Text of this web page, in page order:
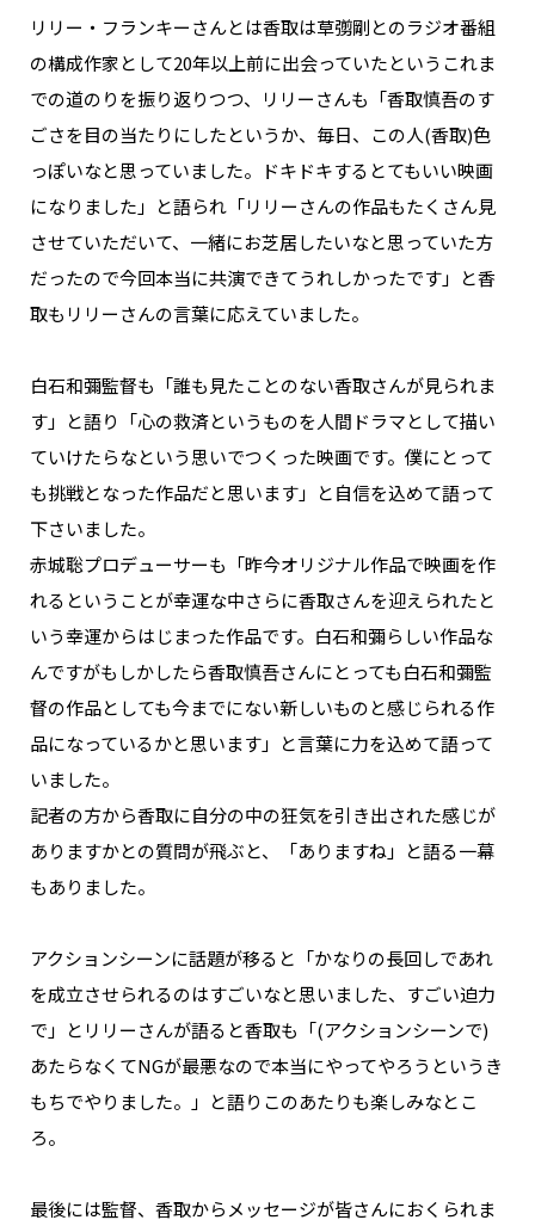
リリー・フランキーさんとは香取は草彅剛とのラジオ番組
の構成作家として20年以上前に出会っていたというこれま
での道のりを振り返りつつ、リリーさんも「香取慎吾のす
ごさを目の当たりにしたというか、毎日、この人(香取)色
っぽいなと思っていました。ドキドキするとてもいい映画
になりました」と語られ「リリーさんの作品もたくさん見
させていただいて、一緒にお芝居したいなと思っていた方
だったので今回本当に共演できてうれしかったです」と香
取もリリーさんの言葉に応えていました。
白石和彌監督も「誰も見たことのない香取さんが見られま
す」と語り「心の救済というものを人間ドラマとして描い
ていけたらなという思いでつくった映画です。僕にとって
も挑戦となった作品だと思います」と自信を込めて語って
下さいました。
赤城聡プロデューサーも「昨今オリジナル作品で映画を作
れるということが幸運な中さらに香取さんを迎えられたと
いう幸運からはじまった作品です。白石和彌らしい作品な
んですがもしかしたら香取慎吾さんにとっても白石和彌監
督の作品としても今までにない新しいものと感じられる作
品になっているかと思います」と言葉に力を込めて語って
いました。
記者の方から香取に自分の中の狂気を引き出された感じが
ありますかとの質問が飛ぶと、「ありますね」と語る一幕
もありました。
アクションシーンに話題が移ると「かなりの長回しであれ
を成立させられるのはすごいなと思いました、すごい迫力
で」とリリーさんが語ると香取も「(アクションシーンで)
あたらなくてNGが最悪なので本当にやってやろうというき
もちでやりました。」と語りこのあたりも楽しみなとこ
ろ。
最後には監督、香取からメッセージが皆さんにおくられま